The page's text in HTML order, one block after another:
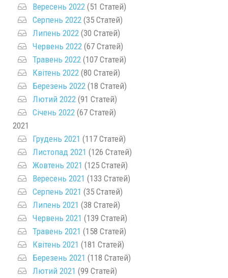
Вересень 2022 (51 Статей)
Серпень 2022 (35 Статей)
Липень 2022 (30 Статей)
Червень 2022 (67 Статей)
Травень 2022 (107 Статей)
Квітень 2022 (80 Статей)
Березень 2022 (18 Статей)
Лютий 2022 (91 Статей)
Січень 2022 (67 Статей)
2021
Грудень 2021 (117 Статей)
Листопад 2021 (126 Статей)
Жовтень 2021 (125 Статей)
Вересень 2021 (133 Статей)
Серпень 2021 (35 Статей)
Липень 2021 (38 Статей)
Червень 2021 (139 Статей)
Травень 2021 (158 Статей)
Квітень 2021 (181 Статей)
Березень 2021 (118 Статей)
Лютий 2021 (99 Статей)